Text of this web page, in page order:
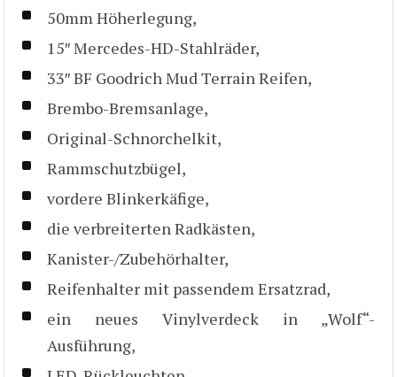
50mm Höherlegung,
15″ Mercedes-HD-Stahlräder,
33″ BF Goodrich Mud Terrain Reifen,
Brembo-Bremsanlage,
Original-Schnorchelkit,
Rammschutzbügel,
vordere Blinkerkäfige,
die verbreiterten Radkästen,
Kanister-/Zubehörhalter,
Reifenhalter mit passendem Ersatzrad,
ein neues Vinylverdeck in „Wolf“-
Ausführung,